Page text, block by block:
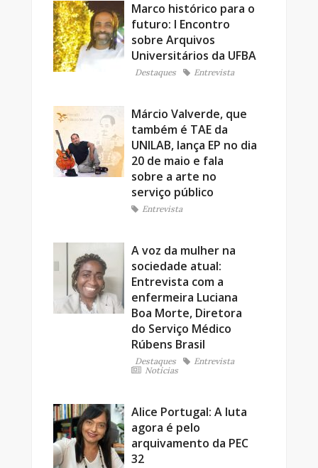
Marco histórico para o
futuro: I Encontro
sobre Arquivos
Universitários da UFBA
Destaques Entrevista
Márcio Valverde, que
também é TAE da
UNILAB, lança EP no dia
20 de maio e fala
sobre a arte no
serviço público
Entrevista
A voz da mulher na
sociedade atual:
Entrevista com a
enfermeira Luciana
Boa Morte, Diretora
do Serviço Médico
Rúbens Brasil
Destaques
Entrevista
Notícias
Alice Portugal: A luta
agora é pelo
arquivamento da PEC
32